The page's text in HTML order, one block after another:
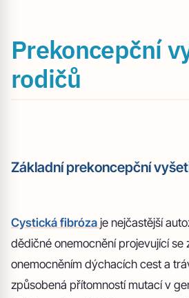
Prekoncepční
rodičů
Základní prekoncepční
Cystická fibróza je nejčastější
dědičné onemocnění projevující se
onemocněním dýchacích cest a
způsobená přítomností mutací v